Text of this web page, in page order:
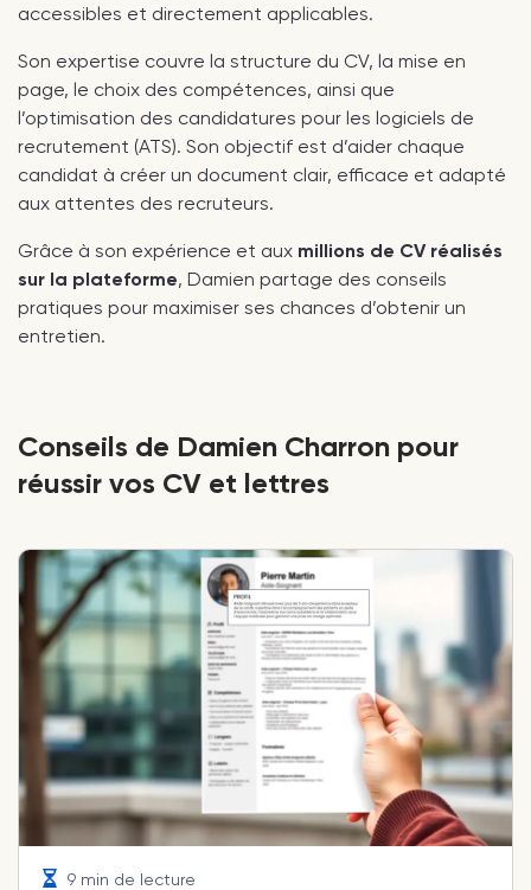
accessibles et directement applicables.
Son expertise couvre la structure du CV, la mise en
page, le choix des compétences, ainsi que
l’optimisation des candidatures pour les logiciels de
recrutement (ATS). Son objectif est d’aider chaque
candidat à créer un document clair, efficace et adapté
aux attentes des recruteurs.
Grâce à son expérience et aux millions de CV réalisés
sur la plateforme, Damien partage des conseils
pratiques pour maximiser ses chances d’obtenir un
entretien.
Conseils de Damien Charron pour
réussir vos CV et lettres
9 min de lecture